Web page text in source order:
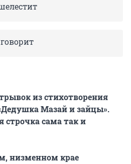
из стихотворения
Мазай и зайцы».
строчка сама так и
низменном крае